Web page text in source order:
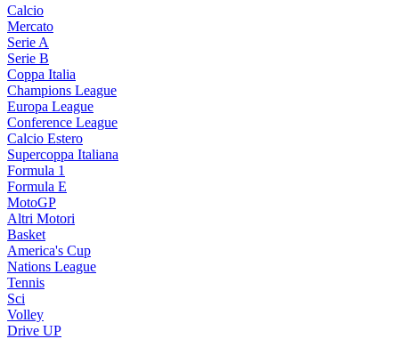
Calcio
Mercato
Serie A
Serie B
Coppa Italia
Champions League
Europa League
Conference League
Calcio Estero
Supercoppa Italiana
Formula 1
Formula E
MotoGP
Altri Motori
Basket
America's Cup
Nations League
Tennis
Sci
Volley
Drive UP